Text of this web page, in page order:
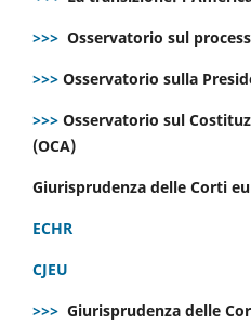
>>> Osservatorio sul
>>> Osservatorio sulla
>>> Osservatorio sul
(OCA)
Giurisprudenza delle Corti
ECHR
CJEU
>>> Giurisprudenza delle